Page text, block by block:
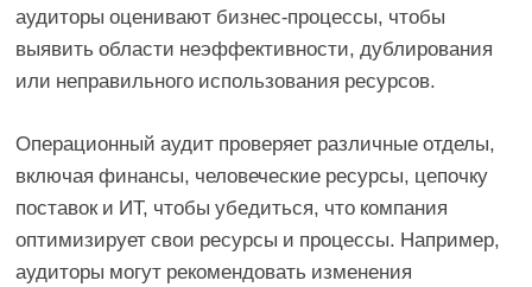
аудиторы оценивают бизнес-процессы, чтобы
выявить области неэффективности, дублирования
или неправильного использования ресурсов.
Операционный аудит проверяет различные отделы,
включая финансы, человеческие ресурсы, цепочку
поставок и ИТ, чтобы убедиться, что компания
оптимизирует свои ресурсы и процессы. Например,
аудиторы могут рекомендовать изменения